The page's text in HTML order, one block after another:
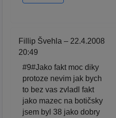
Fillip Švehla – 22.4.2008
20:49
#9#Jako fakt moc diky
protoze nevim jak bych
to bez vas zvladl fakt
jako mazec na botičsky
jsem byl 38 jako dobry